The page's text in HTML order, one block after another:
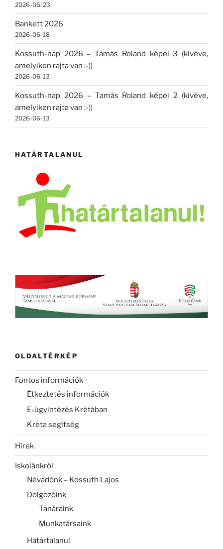
2026-06-23
Bankett 2026
2026-06-18
Kossuth-nap 2026 – Tamás Roland képei 3 (kivéve,
amelyiken rajta van :-))
2026-06-13
Kossuth-nap 2026 – Tamás Roland képei 2 (kivéve,
amelyiken rajta van :-))
2026-06-13
HATÁRTALANUL
OLDALTÉRKÉP
Fontos információk
Étkeztetés információk
E-ügyintézés Krétában
Kréta segítség
Hírek
Iskolánkról
Névadónk – Kossuth Lajos
Dolgozóink
Tanáraink
Munkatársaink
Határtalanul